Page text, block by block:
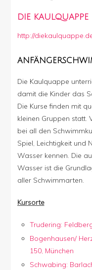
DIE KAULQUAPPE
http://
Die Kaulquappe
damit die Kinder das
Die Kurse finden mit
kleinen Gruppen statt.
bei all den
Spiel, Leichtigkeit und
Wasser kennen. Die
Wasser ist die
aller Schwimmarten.
Kursorte
Trudering:
Bogenhausen/
150, München
Schwabing: